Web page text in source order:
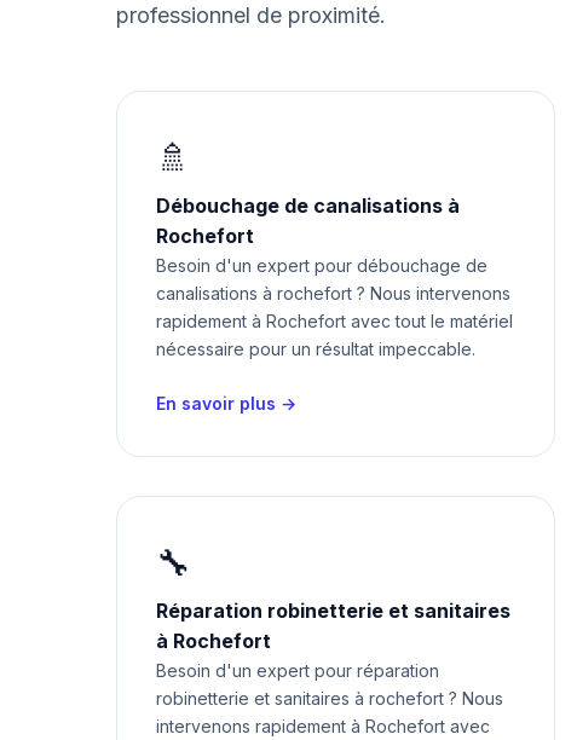
professionnel de proximité.
🚿
Débouchage de canalisations à
Rochefort
Besoin d'un expert pour débouchage de
canalisations à rochefort ? Nous intervenons
rapidement à Rochefort avec tout le matériel
nécessaire pour un résultat impeccable.
En savoir plus →
🔧
Réparation robinetterie et sanitaires
à Rochefort
Besoin d'un expert pour réparation
robinetterie et sanitaires à rochefort ? Nous
intervenons rapidement à Rochefort avec